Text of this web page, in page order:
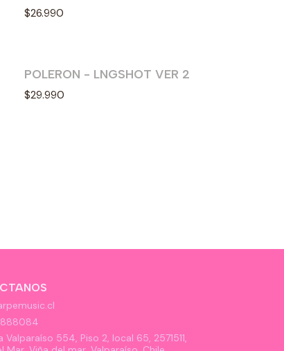
$26.990
Nuevo
POLERON - LNGSHOT VER 2
$29.990
Valparaíso 554, Piso 2, local 65, 2571511,